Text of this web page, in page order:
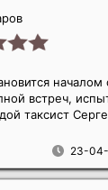
23-
началом
встреч,
таксист